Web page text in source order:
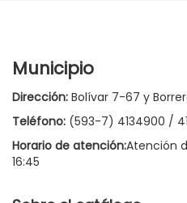
Municipio
Dirección: Bolívar 7-67 y
Teléfono: (593-7) 4134900 /
Horario de atención:Atención
16:45